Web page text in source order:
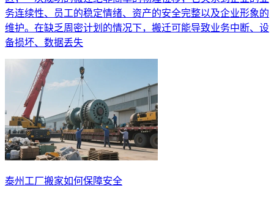
务连续性、员工的稳定情绪、资产的安全完整以及企业形象的
维护。在缺乏周密计划的情况下，搬迁可能导致业务中断、设
备损坏、数据丢失
泰州工厂搬家如何保障安全